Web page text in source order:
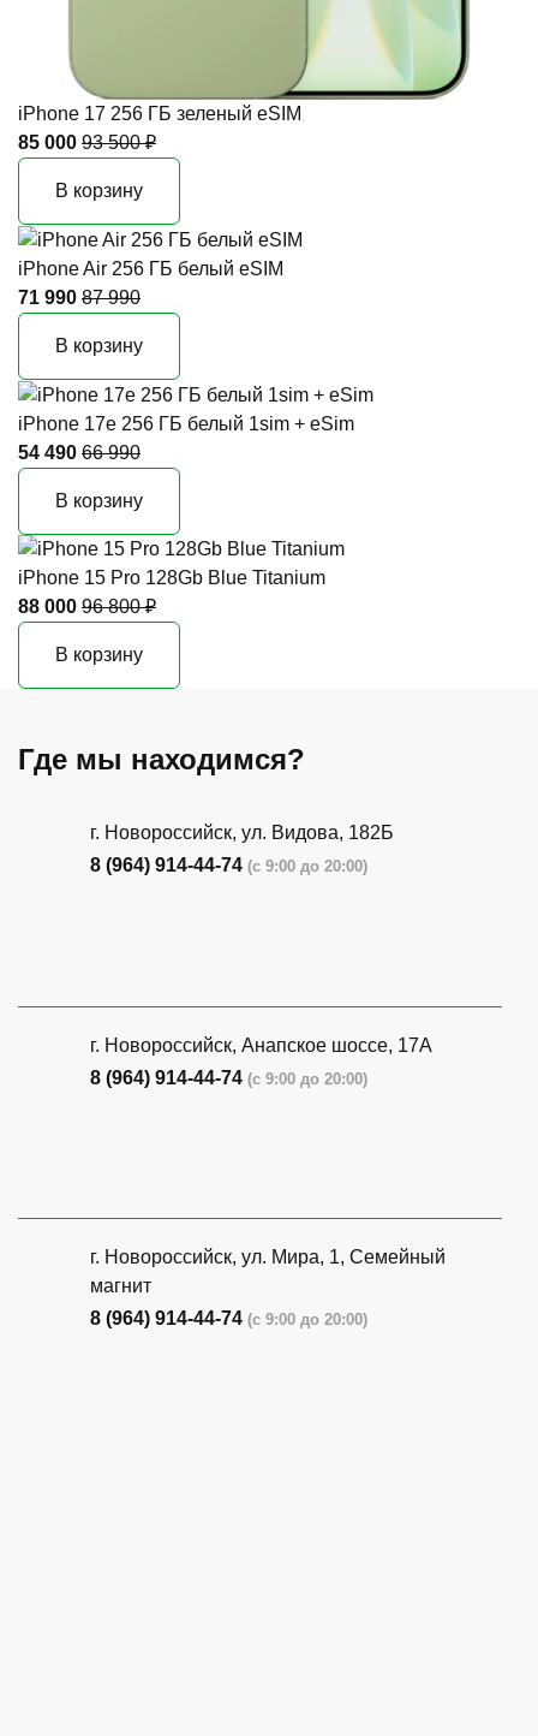
iPhone 17 256 ГБ зеленый eSIM
85 000 93 500 ₽
В корзину
iPhone Air 256 ГБ белый eSIM
71 990 87 990
В корзину
iPhone 17e 256 ГБ белый 1sim + eSim
54 490 66 990
В корзину
iPhone 15 Pro 128Gb Blue Titanium
88 000 96 800 ₽
В корзину
Где мы находимся?
г. Новороссийск, ул. Видова, 182Б
8 (964) 914-44-74 (с 9:00 до 20:00)
г. Новороссийск, Анапское шоссе, 17А
8 (964) 914-44-74 (с 9:00 до 20:00)
г. Новороссийск, ул. Мира, 1, Семейный
магнит
8 (964) 914-44-74 (с 9:00 до 20:00)